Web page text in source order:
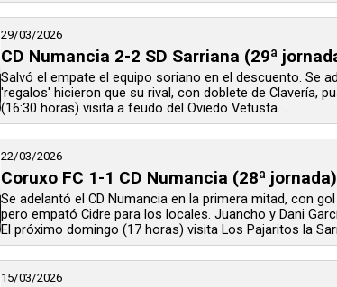
29/03/2026
CD Numancia 2-2 SD Sarriana (29ª
Salvó el empate el equipo soriano en el descuento. Se
'regalos' hicieron que su rival, con doblete de Clavería,
(16:30 horas) visita a feudo del Oviedo Vetusta. ...
22/03/2026
Coruxo FC 1-1 CD Numancia (28ª jornada)
Se adelantó el CD Numancia en la primera mitad, con
pero empató Cidre para los locales. Juancho y Dani
El próximo domingo (17 horas) visita Los Pajaritos la
15/03/2026